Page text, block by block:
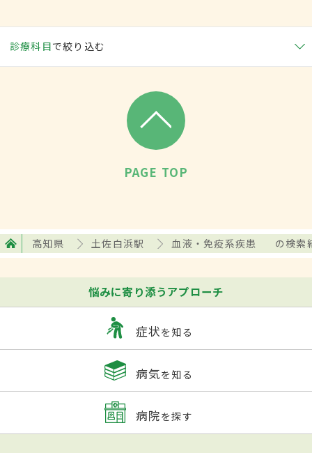
診療科目で絞り込む
PAGE TOP
高知県 土佐白浜駅 血液・免疫系疾患 の検索
悩みに寄り添うアプローチ
症状を知る
病気を知る
病院を探す